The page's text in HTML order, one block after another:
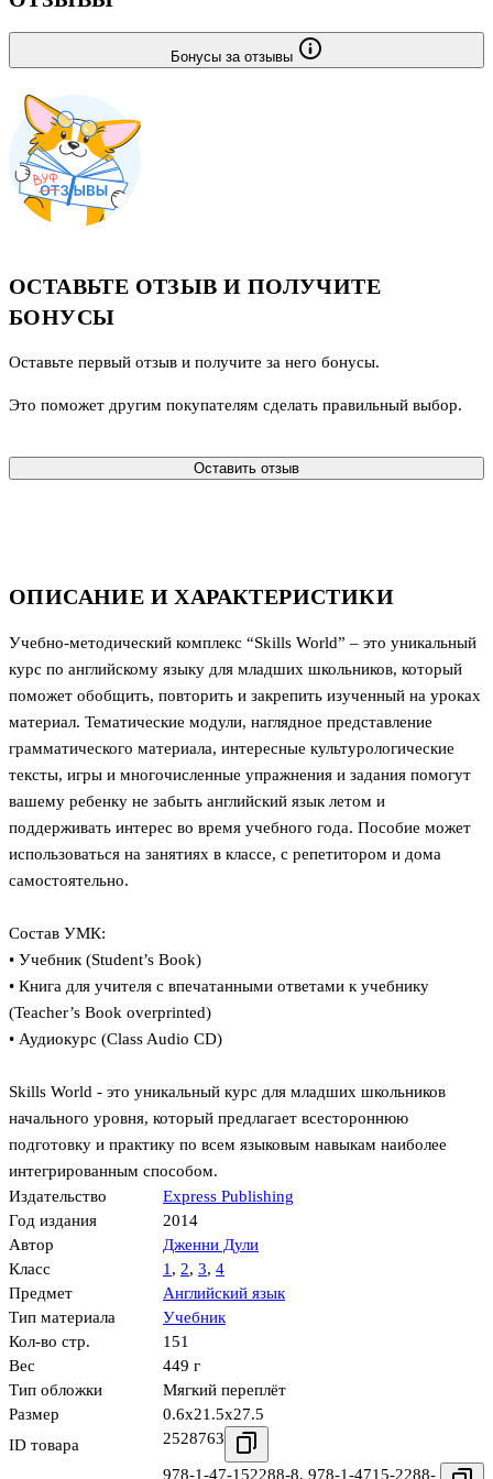
ОПИСАНИЕ И ХАРАКТЕРИСТИКИ
Учебно-методический комплекс “Skills World” – это уникальный
курс по английскому языку для младших школьников, который
поможет обобщить, повторить и закрепить изученный на уроках
материал. Тематические модули, наглядное представление
грамматического материала, интересные культурологические
тексты, игры и многочисленные упражнения и задания помогут
вашему ребенку не забыть английский язык летом и
поддерживать интерес во время учебного года. Пособие может
использоваться на занятиях в классе, с репетитором и дома
самостоятельно.
Состав УМК:
• Учебник (Student’s Book)
• Книга для учителя с впечатанными ответами к учебнику
(Teacher’s Book overprinted)
• Аудиокурс (Class Audio CD)
Skills World - это уникальный курс для младших школьников
начального уровня, который предлагает всестороннюю
подготовку и практику по всем языковым навыкам наиболее
интегрированным способом.
Издательство
Express Publishing
Год издания
2014
Автор
Дженни Дули
Класс
1, 2, 3, 4
Предмет
Английский язык
Тип материала
Учебник
Кол-во стр.
151
Вес
449 г
Тип обложки
Мягкий переплёт
Размер
0.6x21.5x27.5
ID товара
2528763
978-1-47-152288-8, 978-1-4715-2288-
Бонусы за отзывы
ОСТАВЬТЕ ОТЗЫВ И ПОЛУЧИТЕ
БОНУСЫ
Оставьте первый отзыв и получите за него бонусы.
Это поможет другим покупателям сделать правильный выбор.
Оставить отзыв